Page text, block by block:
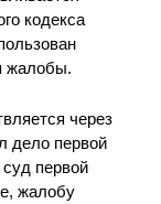
кодекса
жалобы.
через
дело первой
первой
жалобу